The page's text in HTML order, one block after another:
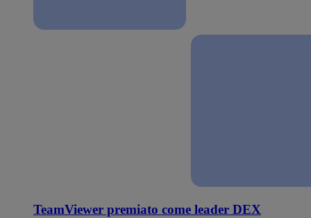
TeamViewer premiato come leader DEX